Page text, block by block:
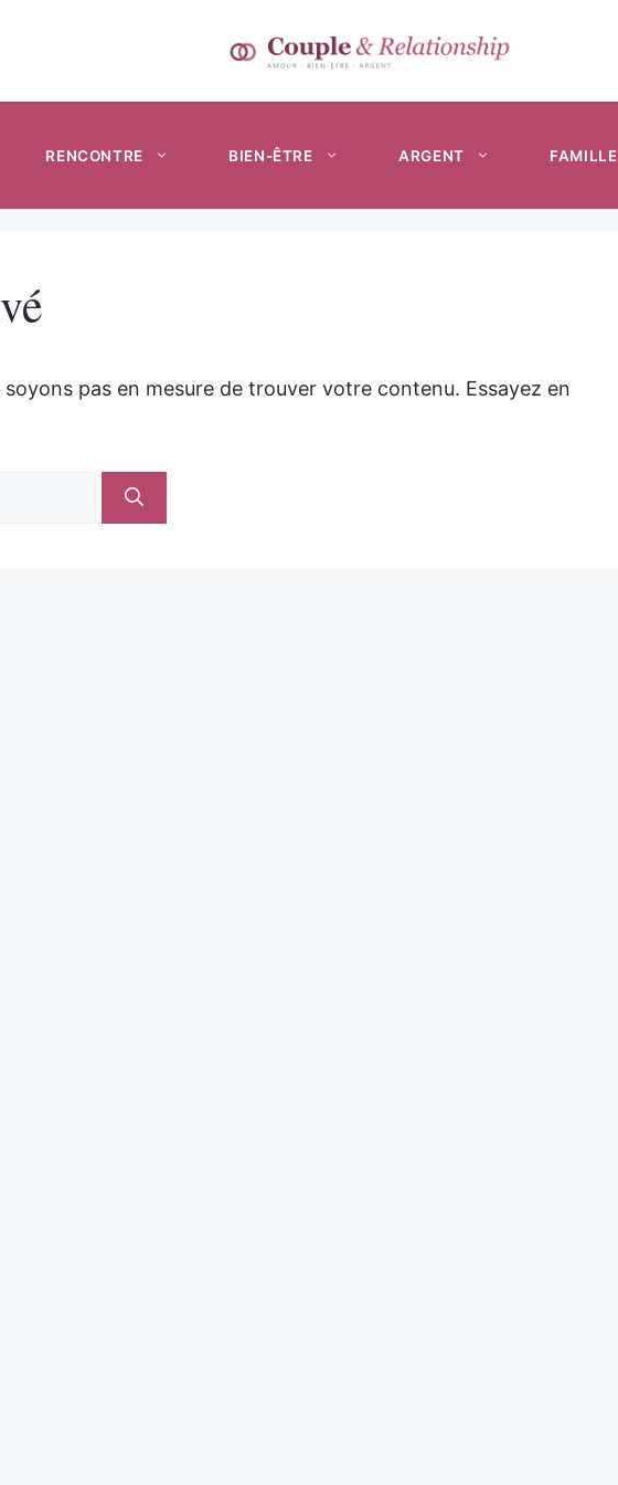
RENCONTRE BIEN-ÊTRE ARGENT FAMILLE
pas en mesure de trouver votre contenu. Essayez en